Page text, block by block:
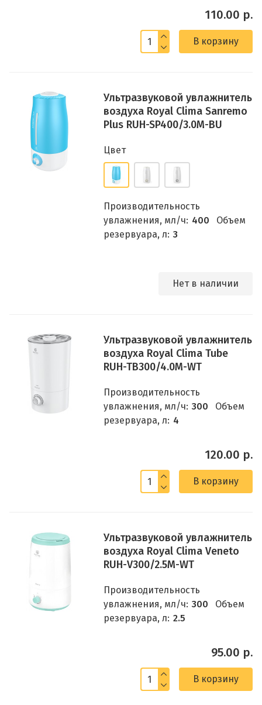
110.00 р.
В корзину
Ультразвуковой увлажнитель
воздуха Royal Clima Sanremo
Plus RUH-SP400/3.0M-BU
Цвет
Производительность
увлажнения, мл/ч: 400
Объем
резервуара, л: 3
Нет в наличии
Ультразвуковой увлажнитель
воздуха Royal Clima Tube
RUH-TB300/4.0M-WT
Производительность
увлажнения, мл/ч: 300
Объем
резервуара, л: 4
120.00 р.
В корзину
Ультразвуковой увлажнитель
воздуха Royal Clima Veneto
RUH-V300/2.5M-WT
Производительность
увлажнения, мл/ч: 300
Объем
резервуара, л: 2.5
95.00 р.
В корзину